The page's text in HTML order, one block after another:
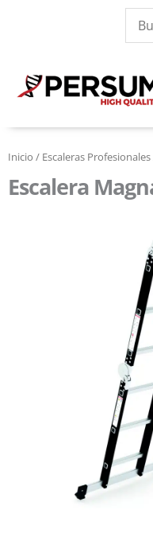
Inicio / Escaleras Profesionales
Escalera